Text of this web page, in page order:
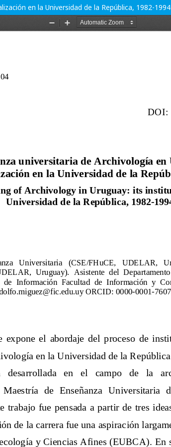
en la Universidad de la República, 1982-1994